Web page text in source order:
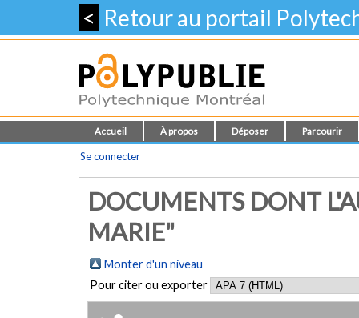
< Retour au portail
Accueil À propos Déposer Parcourir
Se connecter
DOCUMENTS DONT
MARIE"
Monter d'un niveau
Pour citer ou exporter